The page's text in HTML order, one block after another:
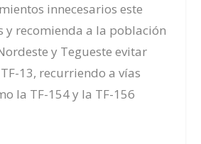
innecesarios este
y recomienda a la población
y Tegueste evitar
13, recurriendo a vías
la TF-154 y la TF-156